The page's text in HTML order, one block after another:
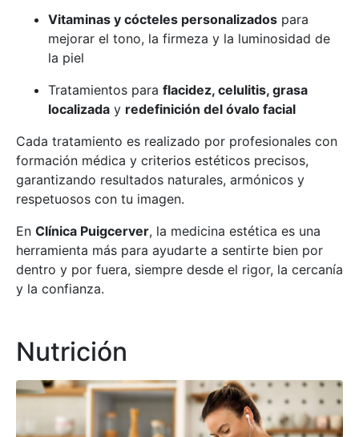
Vitaminas y cócteles personalizados para
mejorar el tono, la firmeza y la luminosidad de
la piel
Tratamientos para flacidez, celulitis, grasa
localizada y redefinición del óvalo facial
Cada tratamiento es realizado por profesionales con
formación médica y criterios estéticos precisos,
garantizando resultados naturales, armónicos y
respetuosos con tu imagen.
En Clínica Puigcerver, la medicina estética es una
herramienta más para ayudarte a sentirte bien por
dentro y por fuera, siempre desde el rigor, la cercanía
y la confianza.
Nutrición